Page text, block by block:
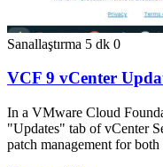
Sanallaştırma 5 dk 0
VCF 9 vCenter
In a VMware Cloud
"Updates" tab of vCenter
patch management for